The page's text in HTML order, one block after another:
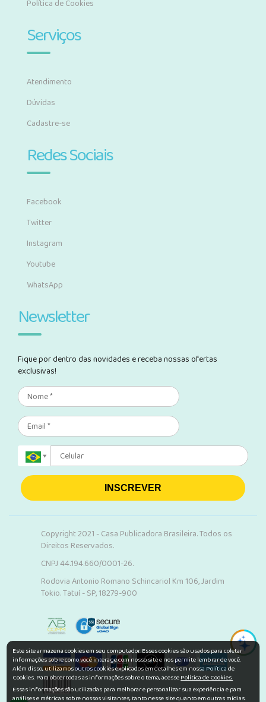
Política de Cookies
Serviços
Atendimento
Dúvidas
Cadastre-se
Redes Sociais
Facebook
Twitter
Instagram
Youtube
WhatsApp
Newsletter
Fique por dentro das novidades e receba nossas ofertas
exclusivas!
INSCREVER
Copyright 2021 - Casa Publicadora Brasileira. Todos os
Direitos Reservados.
CNPJ 44.194.660/0001-26.
Rodovia Antonio Romano Schincariol Km 106, Jardim
Tokio. Tatuí - SP, 18279-900
Este site armazena cookies em seu computador. Esses cookies são usados para coletar
informações sobre como você interage com nosso site e nos permite lembrar de você.
Além disso, utilizamos outros cookies explicados em detalhes em nossa Política de
Cookies. Para obter todas as informações sobre o tema, acessePolítica de Cookies.
Essas informações são utilizadas para melhorar e personalizar sua experiência e para
análises e métricas sobre nossos visitantes, tanto nesse site quanto em outras mídias.